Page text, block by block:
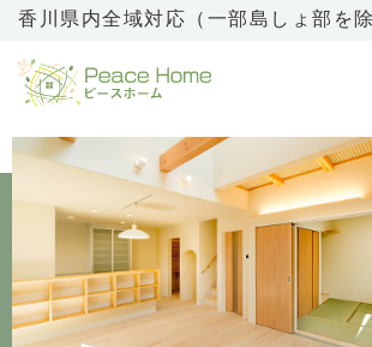
香川県内全域対応（一部島しょ部を除